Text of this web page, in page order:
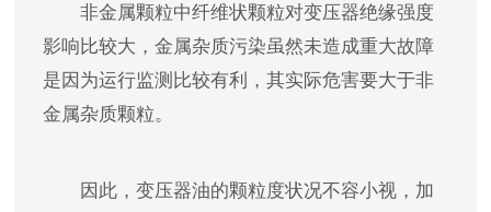
非金属颗粒中纤维状颗粒对变压器绝缘强度
影响比较大，金属杂质污染虽然未造成重大故障
是因为运行监测比较有利，其实际危害要大于非
金属杂质颗粒。
因此，变压器油的颗粒度状况不容小视，加